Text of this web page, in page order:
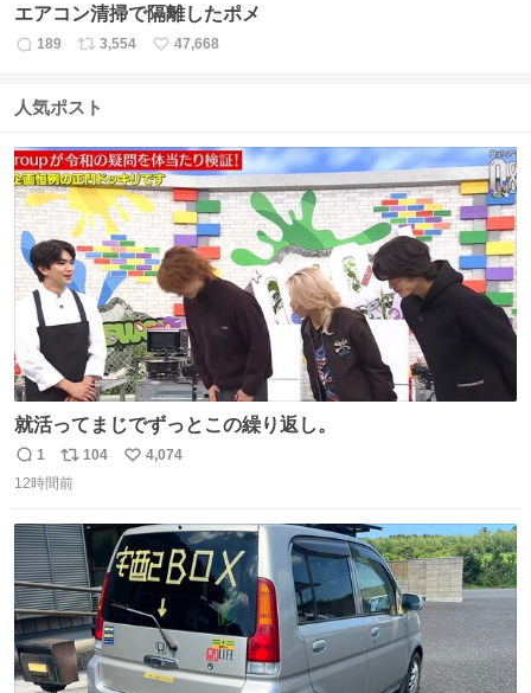
エアコン清掃で隔離したポメ
返
数
189
リ
ス
数
3,554
い
47,668
人気ポスト
就活ってまじでずっとこの繰り返し。
返
信
1
リ
ポ
ト
数
104
い
数
4,074
12時間前